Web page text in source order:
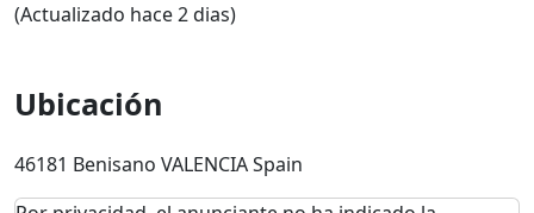
(Actualizado hace 2 dias)
Ubicación
46181 Benisano VALENCIA Spain